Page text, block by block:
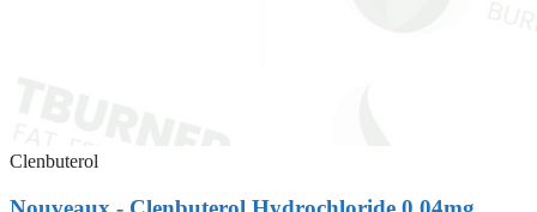
Clenbuterol